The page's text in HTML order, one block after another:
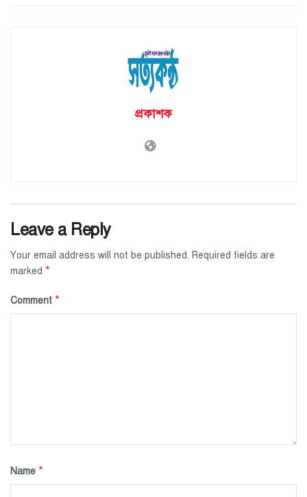
প্রকাশক
Leave a Reply
Your email address will not be published. Required fields are
marked *
Comment *
Name *